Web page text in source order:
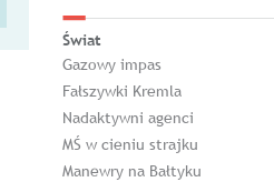
Świat
Gazowy impas
Fałszywki Kremla
Nadaktywni agenci
MŚ w cieniu strajku
Manewry na Bałtyku